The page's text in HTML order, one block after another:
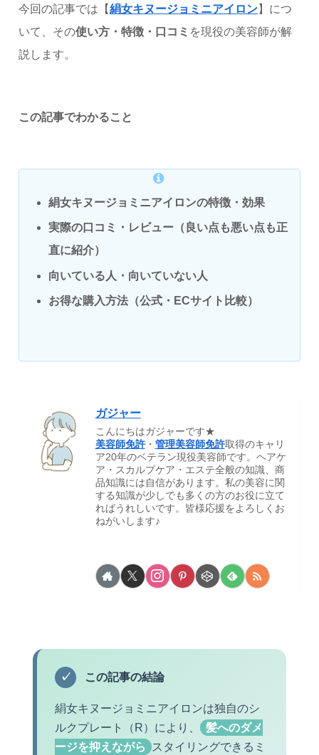
今回の記事では【絹女キヌージョミニアイロン】につ
いて、その使い方・特徴・口コミ を現役の美容師が解
説します。
この記事でわかること
絹女キヌージョミニアイロンの特徴・効果
実際の口コミ・レビュー（良い点も悪い点も正
直に紹介）
向いている人・向いていない人
お得な購入方法（公式・ECサイト比較）
ガジャー
こんにちはガジャーです★
美容師免許・ 管理美容師免許取得のキャリ
ア20年のベテラン現役美容師です。ヘアケ
ア・スカルプケア・エステ全般の知識、商
品知識には自信があります。私の美容に関
する知識が少しでも多くの方のお役に立て
ればうれしいです。皆様応援をよろしくお
ねがいします♪
✓ この記事の結論
絹女キヌージョミニアイロンは独自のシ
ルクプレート（R）により、
髪へのダメ
ージを抑えながら
スタイリングできるミ